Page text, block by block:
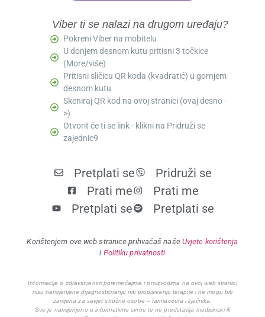
Viber ti se nalazi na drugom uređaju?
Pokreni Viber na mobitelu
U donjem desnom kutu pritisni 3 točkice
(More/više)
Pritisni sličicu QR koda (kvadratić) u gornjem
desnom kutu
Skeniraj QR kod na ovoj stranici (ovaj desno -
>)
Otvorit će ti se link - klikni na Pridruži se
zajednic9
Pretplati se
Pridruži se
Prati me
Prati me
Pretplati se
Pretplati se
Korištenjem ove web stranice prihvaćaš naše Uvjete korištenja
i Politiku privatnosti
Informacije o zdravstvenim poremećajima i proizvodima na ovoj web stranici
nisu namijenjene dijagnosticiranju niti propisivanju terapije i ne mogu biti
zamjena za savjet stručne osobe – farmaceuta i liječnika.
Sve je namijenjeno u informativne svrhe te ne predstavlja medicinski ili